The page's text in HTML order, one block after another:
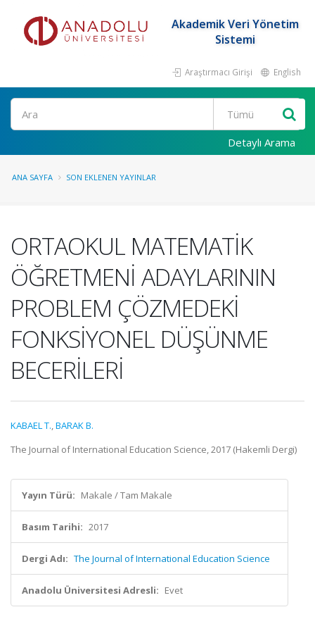
Akademik Veri Yönetim
Sistemi
Araştırmacı Girişi English
Ara
Detaylı Arama
ANA SAYFA SON EKLENEN YAYINLAR
ORTAOKUL MATEMATİK
ÖĞRETMENİ ADAYLARININ
PROBLEM ÇÖZMEDEKİ
FONKSİYONEL DÜŞÜNME
BECERİLERİ
KABAEL T.,BARAK B.
The Journal of International Education Science, 2017 (Hakemli Dergi)
Yayın Türü: Makale / Tam Makale
Basım Tarihi: 2017
Dergi Adı: The Journal of International Education Science
Anadolu Üniversitesi Adresli: Evet